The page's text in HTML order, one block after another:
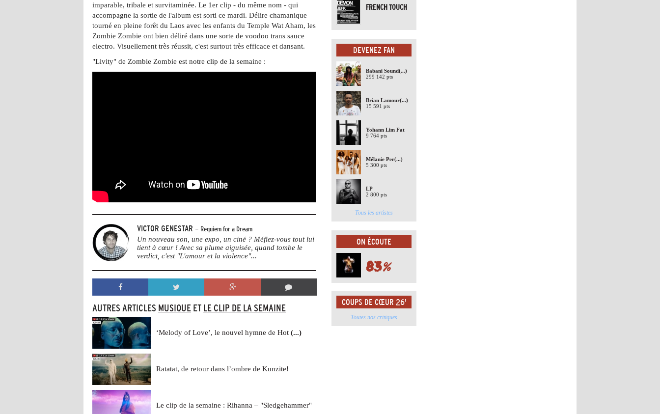
imparable, tribale et survitaminée. Le 1er clip - du même nom - qui
accompagne la sortie de l'album est sorti ce mardi. Délire chamanique
tourné en pleine forêt du Laos avec les enfants du Temple Wat Aham, les
Zombie Zombie ont bien déliré dans une sorte de voodoo trans sauce
electro. Visuellement très réussit, c'est surtout très efficace et dansant.
"Livity" de Zombie Zombie est notre clip de la semaine :
VICTOR GENESTAR - Requiem for a Dream
Un nouveau son, une expo, un ciné ? Méfiez-vous tout lui
tient à cœur ! Avec sa plume aiguisée, quand tombe le
verdict, c'est "L'amour et la violence"...
AUTRES ARTICLES MUSIQUE ET LE CLIP DE LA SEMAINE
‘Melody of Love’, le nouvel hymne de Hot (...)
Ratatat, de retour dans l’ombre de Kunzite!
Le clip de la semaine : Rihanna – "Sledgehammer"
FRENCH TOUCH
DEVENEZ FAN
Babani Sound(...)
299 142 pts
Brian Lamour(...)
15 591 pts
Yohann Lim Fat
9 764 pts
Mélanie Per(...)
5 300 pts
LP
2 800 pts
Tous les artistes
ON ÉCOUTE
83%
COUPS DE CŒUR 26'
Toutes nos critiques